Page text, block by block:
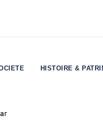
HISTOIRE &